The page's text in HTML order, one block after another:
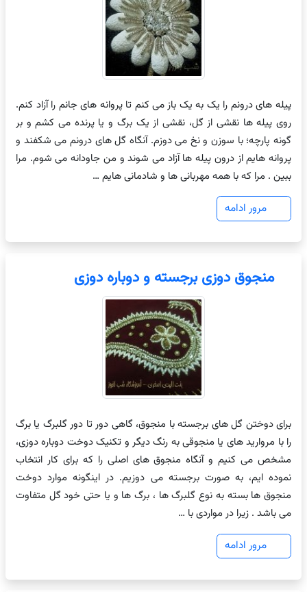
پیله های درونم را یک به یک باز می کنم تا پروانه های جانم را آزاد کنم.
روی پیله ها نقشی از گل، نقشی از یک برگ و یا پرنده می کشم و بر
گونه پارچه؛ با سوزن و نخ می دوزم. آنگاه گل های درونم می شکفند و
پروانه هایم از درون پیله ها آزاد می شوند و من جاودانه می شوم. مرا
ببین . مرا که با همه مهربانی ها و شادمانی هایم …
مرور ادامه
منجوق دوزی برجسته و دوباره دوزی
برای دوختن گل های برجسته با منجوق، گاهی دور تا دور گلبرگ یا برگ
را با مروارید های یا منجوقی به رنگ دیگر و تکنیک دوخت دوباره دوزی،
مشخص می کنیم و آنگاه منجوق های اصلی را که برای کار انتخاب
نموده ایم، به صورت برجسته می دوزیم. در اینگونه موارد دوخت
منجوق ها بسته به نوع گلبرگ ها ، برگ ها و یا حتی خود گل متفاوت
می باشد . زیرا در مواردی با …
مرور ادامه